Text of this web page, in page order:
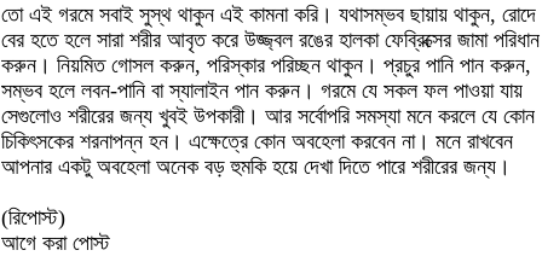
তো এই গরমে সবাই সুস্থ থাকুন এই কামনা করি। যথাসম্ভব ছায়ায় থাকুন, রোদে
বের হতে হলে সারা শরীর আবৃত করে উজ্জ্বল রঙের হালকা ফেব্রিক্সের জামা পরিধান
করুন। নিয়মিত গোসল করুন, পরিস্কার পরিচ্ছন থাকুন। প্রচুর পানি পান করুন,
সম্ভব হলে লবন-পানি বা স্যালাইন পান করুন। গরমে যে সকল ফল পাওয়া যায়
সেগুলোও শরীরের জন্য খুবই উপকারী। আর সর্বোপরি সমস্যা মনে করলে যে কোন
চিকিৎসকের শরনাপন্ন হন। এক্ষেত্রে কোন অবহেলা করবেন না। মনে রাখবেন
আপনার একটু অবহেলা অনেক বড় হুমকি হয়ে দেখা দিতে পারে শরীরের জন্য।
(রিপোস্ট)
আগে করা পোস্ট